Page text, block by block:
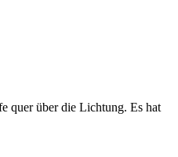
quer über die Lichtung. Es hat